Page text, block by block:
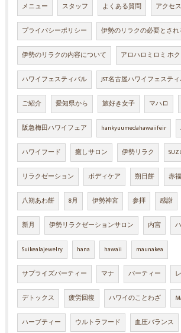
メニュー スタッフ よくある質問 アクセス
プライバシーポリシー 伊勢のリラクの必要とされ
伊勢のリラクの内容について アロハロミロミ ホ
ハワイフェスティバル JST名古屋ハワイフェステ
ご紹介 愛知県から 旅好き女子 マハロ
阪急梅田ハワイフェア hankyuumedahawaiifeir
ハワイフード 癒しサロン 伊勢リラク
リラクゼーション ボディケア 朔日餅 赤福
八朔あわ餅 8月 伊勢神宮 参拝 感謝
新月 伊勢リラクゼーションサロン 内宮
Suikealajewelry hana hawaii maunakea
サプライズパーティー マナ パーティー
デトックス 疲労回復 ハワイのことわざ
ハーブティー ウルトラフード 血圧バランス